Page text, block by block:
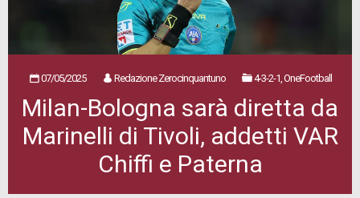
07/05/2025 Redazione Zerocinquantuno 4-3-2-1, OneFootball
Milan-Bologna sarà diretta da
Marinelli di Tivoli, addetti VAR
Chiffi e Paterna